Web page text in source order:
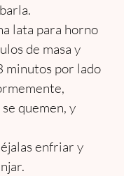
lata para horno
de masa y
minutos por lado
quemen, y
enfriar y